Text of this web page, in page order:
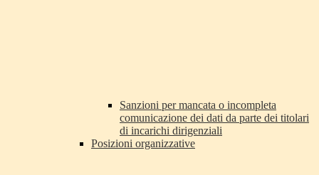
Sanzioni per mancata o incompleta
comunicazione dei dati da parte dei titolari
di incarichi dirigenziali
Posizioni organizzative